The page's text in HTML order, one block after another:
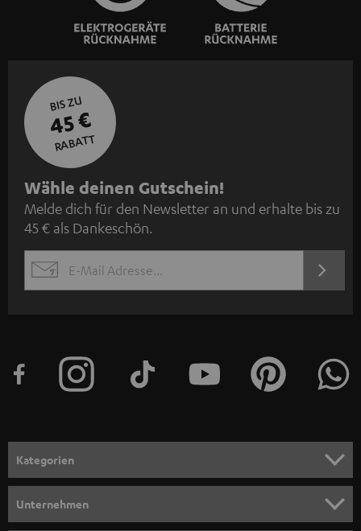
BIS ZU
45 €
RABATT
N
e
w
s
l
e
n
m
e
l
Wähle deinen Gutschein!
Melde dich für den Newsletter an und erhalte bis zu
45 € als Dankeschön.
EMAIL
JETZT
Kategorien
Unternehmen